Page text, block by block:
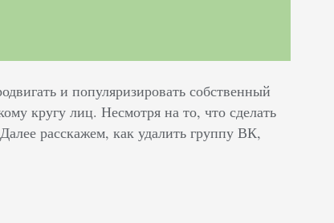
и популяризировать собственный
кругу лиц. Несмотря на то, что сделать
расскажем, как удалить группу ВК,